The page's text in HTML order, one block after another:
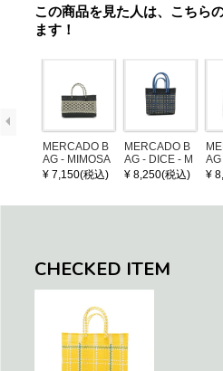
この商品を見た人は、こちら
ます！
MERCADO B
AG - MIMOSA
- Black / Crea
m (SHORT X
¥ 7,150(税込)
MERCADO B
AG - DICE - M
OSAIC - Black
/ Cream / Meta
¥ 8,250(税込)
AG
-
m
¥
CHECKED ITEM